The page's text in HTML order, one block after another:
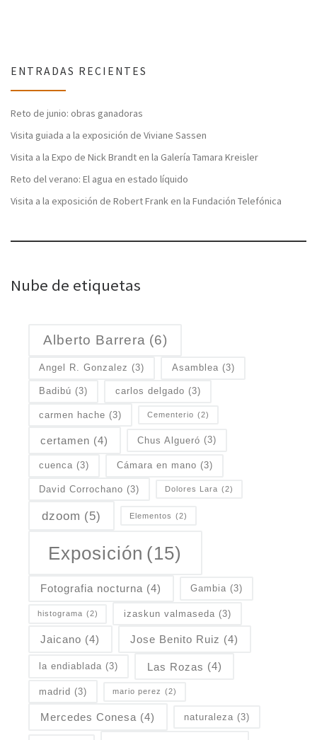
ENTRADAS RECIENTES
Reto de junio: obras ganadoras
Visita guiada a la exposición de Viviane Sassen
Visita a la Expo de Nick Brandt en la Galería Tamara Kreisler
Reto del verano: El agua en estado líquido
Visita a la exposición de Robert Frank en la Fundación Telefónica
Nube de etiquetas
Alberto Barrera (6)
Angel R. Gonzalez (3) Asamblea (3)
Badibú (3) carlos delgado (3)
carmen hache (3) Cementerio (2)
certamen (4) Chus Algueró (3)
cuenca (3) Cámara en mano (3)
David Corrochano (3) Dolores Lara (2)
dzoom (5) Elementos (2)
Exposición (15)
Fotografia nocturna (4) Gambia (3)
histograma (2) izaskun valmaseda (3)
Jaicano (4) Jose Benito Ruiz (4)
la endiablada (3) Las Rozas (4)
madrid (3) mario perez (2)
Mercedes Conesa (4) naturaleza (3)